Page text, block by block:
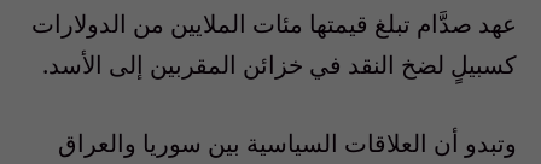
عهد صدَّام تبلغ قيمتها مئات الملايين من الدولارات
كسبيلٍ لضخ النقد في خزائن المقربين إلى الأسد.
وتبدو أن العلاقات السياسية بين سوريا والعراق